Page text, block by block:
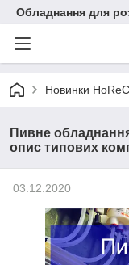
Обладнання для
Новинки
Пивне
опис типових
03.12.2020